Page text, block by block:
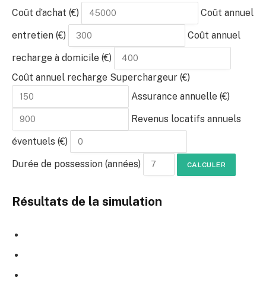
Coût d’achat (€)
Coût annuel
entretien (€)
Coût annuel
recharge à domicile (€)
Coût annuel recharge Superchargeur (€)
Assurance annuelle (€)
Revenus locatifs annuels
éventuels (€)
Durée de possession (années)
CALCULER
Résultats de la simulation